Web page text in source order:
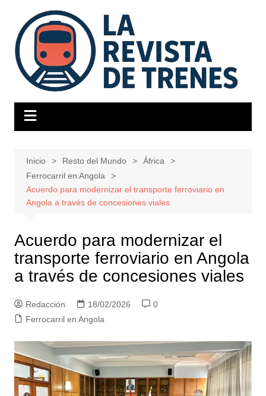
contenido
Inicio Resto del Mundo
África
Ferrocarril en Angola
Acuerdo para modernizar el transporte ferroviario en
Angola a través de concesiones viales
Acuerdo para modernizar el
transporte ferroviario en Angola
a través de concesiones viales
Redacción 18/02/2026
0
Ferrocarril en Angola